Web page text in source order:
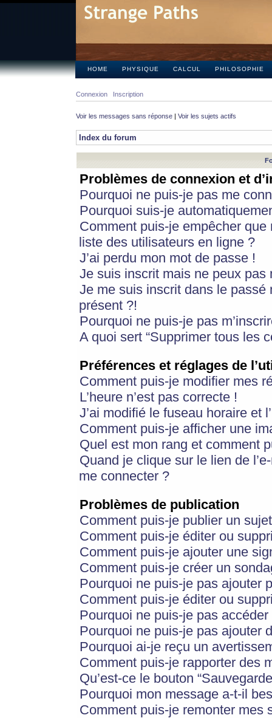
HOME PHYSIQUE CALCUL PHILOSOPHIE
Connexion Inscription
Voir les messages sans réponse | Voir les sujets actifs
Index du forum
Problèmes de connexion et
Pourquoi ne puis-je pas me
Pourquoi suis-je
Comment puis-je empêcher
liste des utilisateurs en ligne ?
J’ai perdu mon mot de passe !
Je suis inscrit mais ne peux pas
Je me suis inscrit dans le
présent ?!
Pourquoi ne puis-je pas
A quoi sert “Supprimer tous les
Préférences et réglages de
Comment puis-je modifier mes
L’heure n’est pas correcte !
J’ai modifié le fuseau horaire et
Comment puis-je afficher une
Quel est mon rang et comment
Quand je clique sur le lien de
me connecter ?
Problèmes de publication
Comment puis-je publier un
Comment puis-je éditer ou
Comment puis-je ajouter une
Comment puis-je créer un
Pourquoi ne puis-je pas ajouter
Comment puis-je éditer ou
Pourquoi ne puis-je pas
Pourquoi ne puis-je pas ajouter
Pourquoi ai-je reçu un
Comment puis-je rapporter des
Qu’est-ce le bouton
Pourquoi mon message a-t-il
Comment puis-je remonter mes